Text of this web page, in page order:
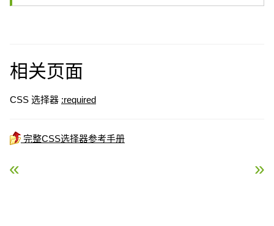
相关页面
CSS 选择器 :required
完整CSS选择器参考手册
« CSS :read-only选择器 CSS :required选择器 »